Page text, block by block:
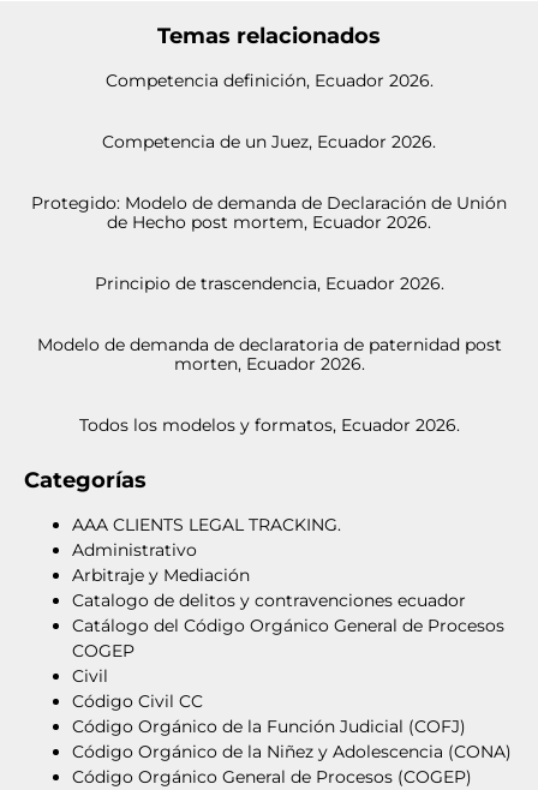
Temas relacionados
Competencia definición, Ecuador 2026.
Competencia de un Juez, Ecuador 2026.
Protegido: Modelo de demanda de Declaración de Unión
de Hecho post mortem, Ecuador 2026.
Principio de trascendencia, Ecuador 2026.
Modelo de demanda de declaratoria de paternidad post
morten, Ecuador 2026.
Todos los modelos y formatos, Ecuador 2026.
Categorías
AAA CLIENTS LEGAL TRACKING.
Administrativo
Arbitraje y Mediación
Catalogo de delitos y contravenciones ecuador
Catálogo del Código Orgánico General de Procesos
COGEP
Civil
Código Civil CC
Código Orgánico de la Función Judicial (COFJ)
Código Orgánico de la Niñez y Adolescencia (CONA)
Código Orgánico General de Procesos (COGEP)